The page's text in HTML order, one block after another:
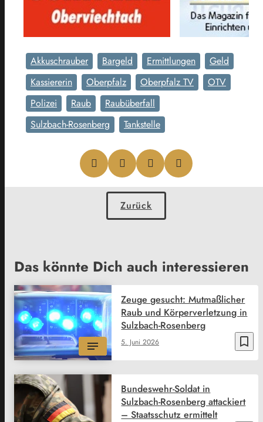
Akkuschrauber Bargeld Ermittlungen
Geld
Kassiererin
Oberpfalz Oberpfalz TV
OTV
Polizei
Raub
Raubüberfall
Sulzbach-Rosenberg
Tankstelle
Zurück
Das könnte Dich auch interessieren
bookmark_border
5. Juni 2026
Zeuge gesucht: Mutmaßlicher
Raub und Körperverletzung in
Sulzbach-Rosenberg
Bundeswehr-Soldat in
Sulzbach-Rosenberg attackiert
– Staatsschutz ermittelt